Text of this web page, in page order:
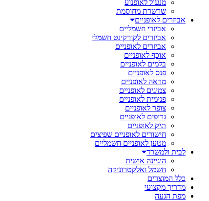
מנעול לאופנוע
שרשרת מחוסמת
אביזרים לאופניים
אביזרי חשמליים
אביזרים לקורקינט חשמלי
אביזרים לאופניים
אוכף לאופניים
בלמים לאופניים
פנס לאופניים
מראה לאופניים
צמיגים לאופניים
פנימית לאופניים
צופר לאופניים
גריפים לאופניים
תיק לאופניים
חישורים לאופניים שפיצים
מטען לאופניים חשמליים
לבית ולמשרד
היגיינה אישית
חשמל ואלקטרוניקה
כלל המוצרים
מדריך מקצועי
מפת הגעה